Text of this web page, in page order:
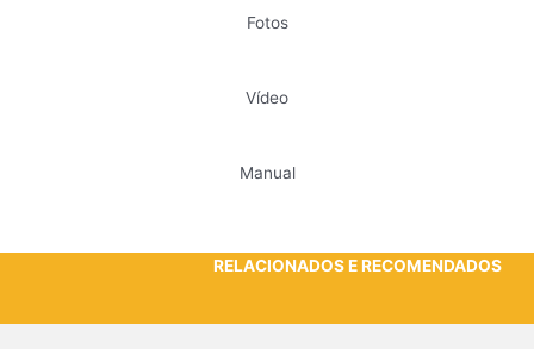
Fotos
Vídeo
Manual
RELACIONADOS E RECOMENDADOS